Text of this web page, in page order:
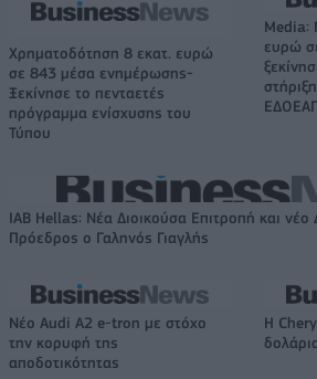
Χρηματοδότηση 8 εκατ. ευρώ
σε 843 μέσα ενημέρωσης-
Ξεκίνησε το πενταετές
πρόγραμμα ενίσχυσης του
Τύπου
Media:
ευρώ
IAB Hellas: Νέα Διοικούσα Επιτροπή και νέο
Πρόεδρος ο Γαληνός Γιαγλής
Νέο Audi A2 e-tron με στόχο
την κορυφή της
αποδοτικότητας
Η